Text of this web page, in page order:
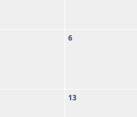
6
13